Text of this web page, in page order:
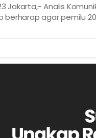
Jakarta,- Analis
berharap agar pemilu